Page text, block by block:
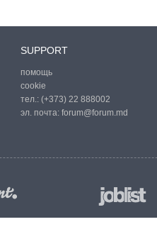
SUPPORT
помощь
cookie
тел.: (+373) 22 888002
эл. почта: forum@forum.md